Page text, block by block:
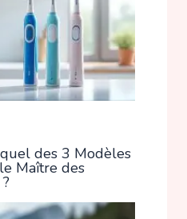
des 3 Modèles
Maître des